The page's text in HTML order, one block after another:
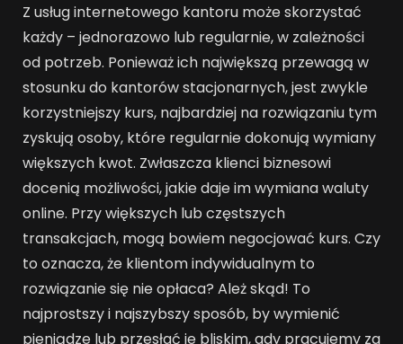
Z usług internetowego kantoru może skorzystać
każdy – jednorazowo lub regularnie, w zależności
od potrzeb. Ponieważ ich największą przewagą w
stosunku do kantorów stacjonarnych, jest zwykle
korzystniejszy kurs, najbardziej na rozwiązaniu tym
zyskują osoby, które regularnie dokonują wymiany
większych kwot. Zwłaszcza klienci biznesowi
docenią możliwości, jakie daje im wymiana waluty
online. Przy większych lub częstszych
transakcjach, mogą bowiem negocjować kurs. Czy
to oznacza, że klientom indywidualnym to
rozwiązanie się nie opłaca? Ależ skąd! To
najprostszy i najszybszy sposób, by wymienić
pieniądze lub przesłać je bliskim, gdy pracujemy za